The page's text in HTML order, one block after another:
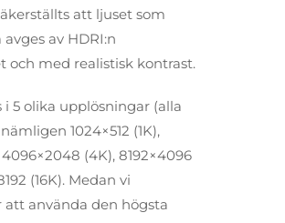
att ljuset som
av HDRI:n
och med realistisk kontrast.
i 5 olika upplösningar (alla
1024×512 (1K),
(4K), 8192×4096
(16K). Medan vi
använda den högsta